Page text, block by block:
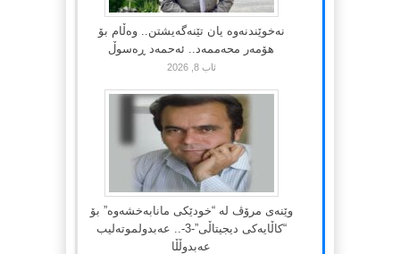
نەخوێندنەوە یان تێنەگەیشتن.. وەڵام بۆ
هۆمەر محەممەد.. ئەحمەد ڕەسوڵ
ئاب 8, 2026
وێنەی مرۆڤ لە “خودێکی مانابەخشەوە” بۆ
“کاڵایەکی دیجیتاڵی”-3-.. عەبدولموتەلیب
عەبدوڵڵا